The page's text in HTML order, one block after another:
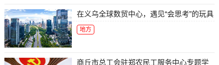
在义乌全球数贸中心，遇见“会思考”的玩具
地方
商丘市总工会驻郑农民工服务中心专题学